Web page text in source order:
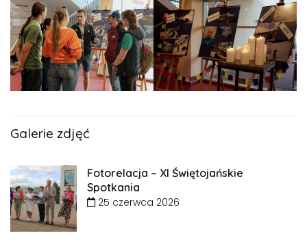
Galerie zdjęć
Fotorelacja – XI Świętojańskie
Spotkania
25 czerwca 2026